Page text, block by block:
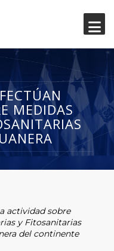
MEDIDAS
actividadsobre
y Fitosanitarias
del continente